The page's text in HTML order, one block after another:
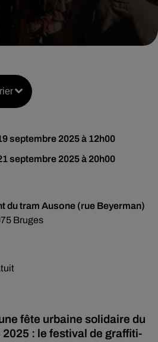
septembre 2025 à 12h00
septembre 2025 à 20h00
du tram Ausone (rue Beyerman)
Bruges
fête urbaine solidaire du
: le festival de graffiti-